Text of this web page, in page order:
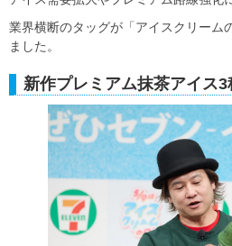
業界横断のタッグが「アイスクリーム
ました。
新作プレミアム抹茶アイス